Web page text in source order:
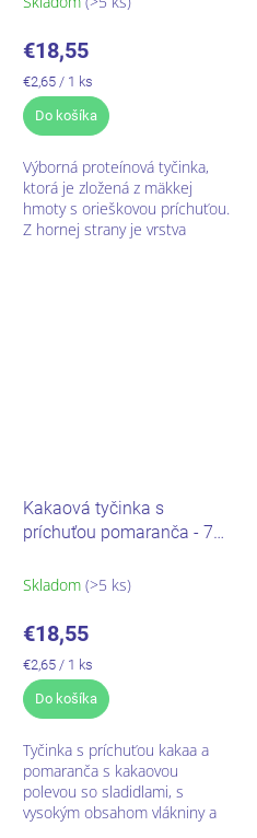
€18,55
Jednotková
cena:
€2,65 / 1 ks
Do košíka
Výborná proteínová tyčinka,
ktorá je zložená z mäkkej
hmoty s orieškovou príchuťou.
Z hornej strany je vrstva
Kakaová tyčinka s
príchuťou pomaranča - 7
Skladom (>5 ks)
€18,55
Jednotková
cena:
€2,65 / 1 ks
Do košíka
Tyčinka s príchuťou kakaa a
pomaranča s kakaovou
polevou so sladidlami, s
vysokým obsahom vlákniny a